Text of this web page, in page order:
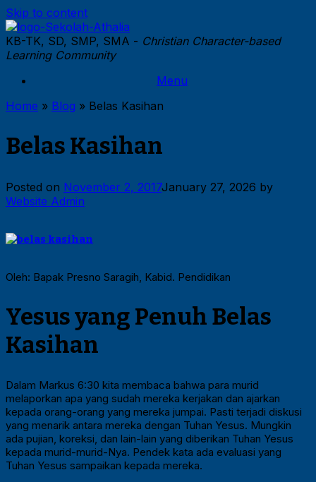
Skip to content
KB-TK, SD, SMP, SMA - Christian Character-based
Learning Community
Menu
Home » Blog » Belas Kasihan
Belas Kasihan
Posted on November 2, 2017January 27, 2026 by
Website Admin
Oleh: Bapak Presno Saragih, Kabid. Pendidikan
Yesus yang Penuh Belas
Kasihan
Dalam Markus 6:30 kita membaca bahwa para murid
melaporkan apa yang sudah mereka kerjakan dan ajarkan
kepada orang-orang yang mereka jumpai. Pasti terjadi diskusi
yang menarik antara mereka dengan Tuhan Yesus. Mungkin
ada pujian, koreksi, dan lain-lain yang diberikan Tuhan Yesus
kepada murid-murid-Nya. Pendek kata ada evaluasi yang
Tuhan Yesus sampaikan kepada mereka.